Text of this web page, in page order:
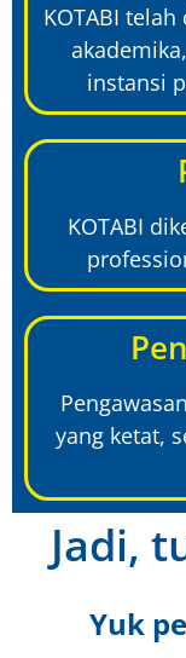
KOTABI
instansi
KOTABI
yang ketat,
Jadi,
Yuk